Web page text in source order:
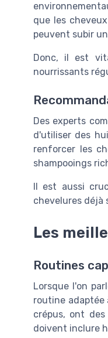
que les
peuvent subir
Donc, il est
nourrissants
Des experts
d'utiliser des
renforcer les
shampooings
Il est aussi
chevelures déjà
Les
Routines
Lorsque l'on
routine adaptée
crépus, ont
doivent inclure